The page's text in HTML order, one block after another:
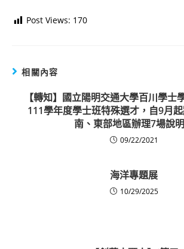
Post Views: 170
相關內容
【轉知】國立陽明交通大學百川學士
111學年度學士班特殊選才，自9月
南、東部地區辦理7場說
09/22/2021
海洋專題展
10/29/2025